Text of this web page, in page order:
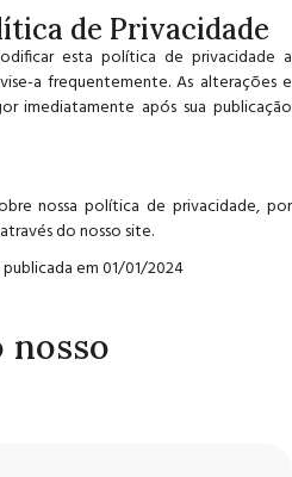
de Privacidade
esta política de privacidade a
a frequentemente. As alterações e
imediatamente após sua publicação
nossa política de privacidade, por
do nosso site.
em 01/01/2024
nosso